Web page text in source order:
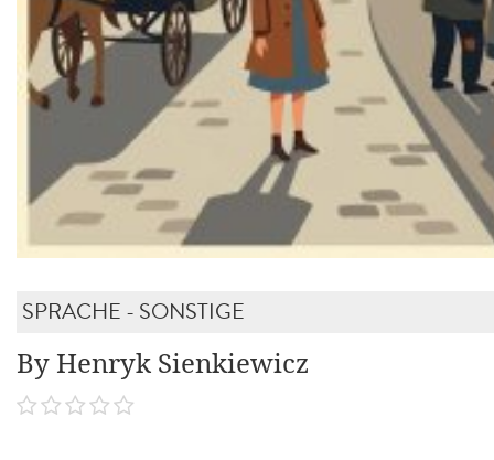
SPRACHE - SONSTIGE
By Henryk Sienkiewicz